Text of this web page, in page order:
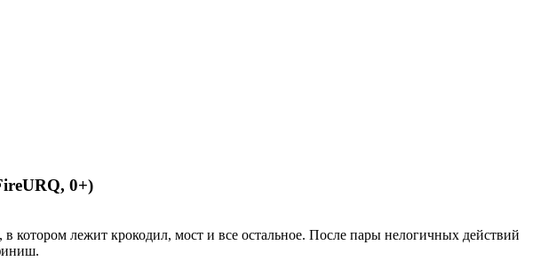
0+)
котором лежит крокодил, мост и все остальное. После пары нелогичных действий